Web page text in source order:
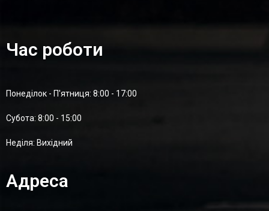
Час роботи
Понеділок - П'ятниця: 8:00 - 17:00
Суботa: 8:00 - 15:00
Неділя: Вихідний
Адреса